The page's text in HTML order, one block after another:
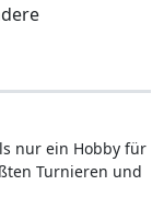
nur ein Hobby für
Turnieren und